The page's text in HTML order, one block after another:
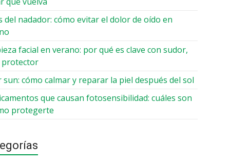
del nadador: cómo evitar el dolor de oído en
facial en verano: por qué es clave con sudor,
protector
sun: cómo calmar y reparar la piel después del sol
que causan fotosensibilidad: cuáles son
protegerte